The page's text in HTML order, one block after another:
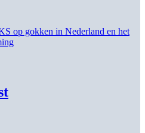
op gokken in Nederland en het